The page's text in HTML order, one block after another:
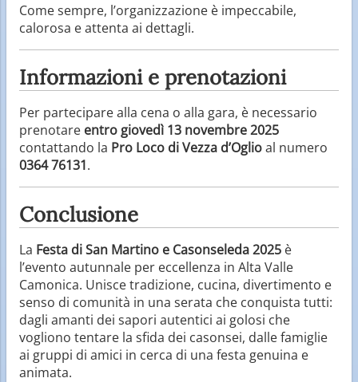
Come sempre, l’organizzazione è impeccabile,
calorosa e attenta ai dettagli.
Informazioni e prenotazioni
Per partecipare alla cena o alla gara, è necessario
prenotare entro giovedì 13 novembre 2025
contattando la Pro Loco di Vezza d’Oglioal numero
0364 76131.
Conclusione
La Festa di San Martino e Casonseleda 2025 è
l’evento autunnale per eccellenza in Alta Valle
Camonica. Unisce tradizione, cucina, divertimento e
senso di comunità in una serata che conquista tutti:
dagli amanti dei sapori autentici ai golosi che
vogliono tentare la sfida dei casonsei, dalle famiglie
ai gruppi di amici in cerca di una festa genuina e
animata.